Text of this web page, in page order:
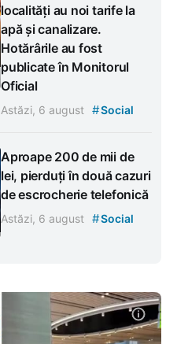
localități au noi tarife la
apă și canalizare.
Hotărârile au fost
publicate în Monitorul
Oficial
Astăzi, 6 august #Social
Aproape 200 de mii de
lei, pierduți în două cazuri
de escrocherie telefonică
Astăzi, 6 august #Social